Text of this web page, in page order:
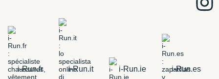
i-Run.fr i-Run.it i-Run.ie i-Run.es